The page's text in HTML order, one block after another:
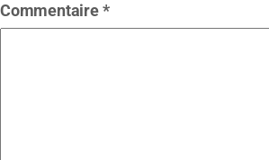
Commentaire*